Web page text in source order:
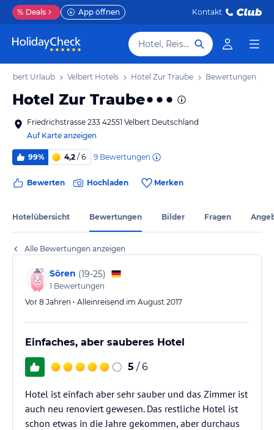
% Deals App öffnen Kontakt
Hotel, Reiseziel
Velbert Urlaub Velbert Hotels Hotel Zur Traube Bewertungen
Hotel Zur Traube
Friedrichstrasse 233 42551 Velbert Deutschland
Auf Karte anzeigen
99% 4,2 / 6 9 Bewertungen
Bewerten Hochladen Merken
Hotelübersicht Bewertungen Bilder Fragen
Alle Bewertungen anzeigen
Sören (19-25)
1 Bewertungen
Vor 8 Jahren • Alleinreisend im August 2017
Einfaches, aber sauberes Hotel
5 / 6
Hotel ist einfach aber sehr sauber und das Zimmer ist
auch neu renoviert gewesen. Das restliche Hotel ist
schon etwas in die Jahre gekommen, aber durchaus